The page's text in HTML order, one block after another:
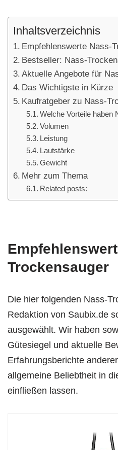
Inhaltsverzeichnis
Empfehlenswerte Nass-
Bestseller: Nass-
Aktuelle Angebote für
Das Wichtigste in Kürze
Kaufratgeber zu Nass-
Welche Vorteile haben
Volumen
Leistung
Lautstärke
Gewicht
Mehr zum Thema
Related posts:
Trockensauger
Die hier folgenden Nass-
Redaktion von Saubix.de
ausgewählt. Wir haben
Gütesiegel und aktuelle
Erfahrungsberichte
allgemeine Beliebtheit in
einfließen lassen.